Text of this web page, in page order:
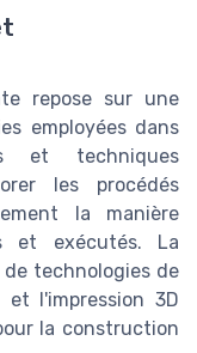
repose sur une
employées dans
et techniques
les procédés
la manière
et exécutés. La
technologies de
l'impression 3D
la construction